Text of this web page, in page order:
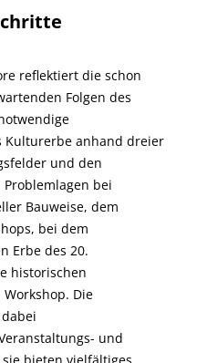
reflektiert die schon
Folgen des
Kulturerbe anhand dreier
und den
bei
Bauweise, dem
bei dem
Erbe des 20.
historischen
Die
und